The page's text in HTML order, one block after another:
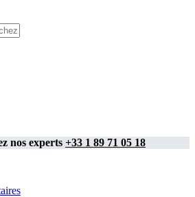
nos experts +33 1 89 71 05 18